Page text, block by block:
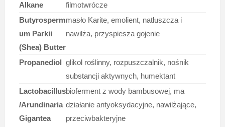
Alkane
filmotwrócze
Butyrosperm
um Parkii
(Shea) Butter
masło Karite, emolient, natłuszcza i
nawilża, przyspiesza gojenie
Propanediol glikol roślinny, rozpuszczalnik, nośnik
substancji aktywnych, humektant
Lactobacillus
/Arundinaria
Gigantea
bioferment z wody bambusowej, ma
działanie antyoksydacyjne, nawilżające,
przeciwbakteryjne